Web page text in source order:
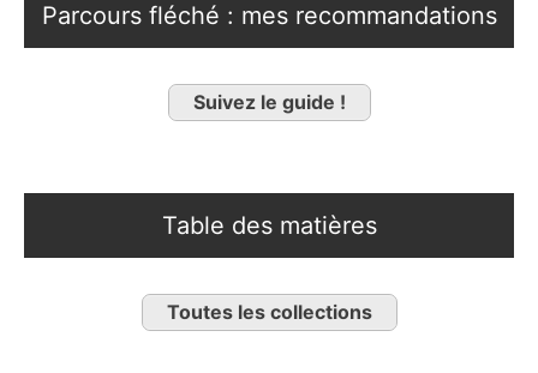
Parcours fléché : mes recommandations
Suivez le guide !
Table des matières
Toutes les collections